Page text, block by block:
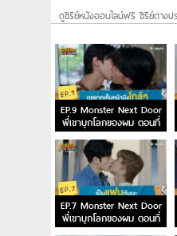
ดูซีรีย์หนังออนไลน์ฟรี ซีรีย์ต่างป
EP.9 Monster Next Door
พี่เขาบุกโลกของผม ตอนที่
9
EP.7 Monster Next Door
พี่เขาบุกโลกของผม ตอนที่
7